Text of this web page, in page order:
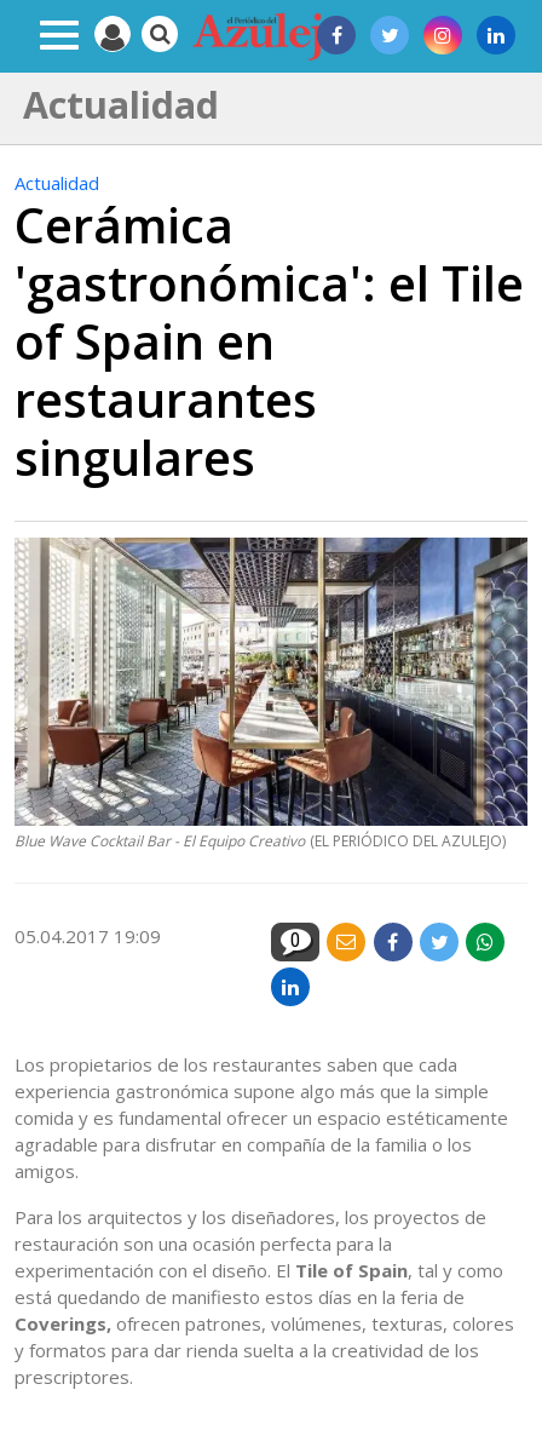
Actualidad
Actualidad
Cerámica
'gastronómica': el Tile
of Spain en
restaurantes
singulares
Blue Wave Cocktail Bar - El Equipo Creativo (EL PERIÓDICO DEL AZULEJO)
05.04.2017 19:09 0
Los propietarios de los restaurantes saben que cada
experiencia gastronómica supone algo más que la simple
comida y es fundamental ofrecer un espacio estéticamente
agradable para disfrutar en compañía de la familia o los
amigos.
Para los arquitectos y los diseñadores, los proyectos de
restauración son una ocasión perfecta para la
experimentación con el diseño. El Tile of Spain, tal y como
está quedando de manifiesto estos días en la feria de
Coverings, ofrecen patrones, volúmenes, texturas, colores
y formatos para dar rienda suelta a la creatividad de los
prescriptores.